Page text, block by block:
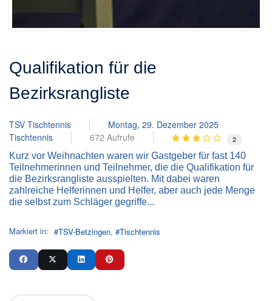
Qualifikation für die
Bezirksrangliste
TSV Tischtennis
Montag, 29. Dezember 2025
Tischtennis
672 Aufrufe 2
Kurz vor Weihnachten waren wir Gastgeber für fast 140
Teilnehmerinnen und Teilnehmer, die die Qualifikation für
die Bezirksrangliste ausspielten. Mit dabei waren
zahlreiche Helferinnen und Helfer, aber auch jede Menge
die selbst zum Schläger gegriffe...
Markiert in: TSV-Betzingen Tischtennis